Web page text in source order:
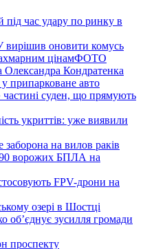
під час удару по ринку в
оновити комусь
цінамФОТО
Кондратенка
припарковане авто
частині суден, що прямують
укриттів: уже виявили
на вилов раків
ворожих БПЛА на
FPV-дрони на
озері в Шостці
об’єднує зусилля громади
проспекту